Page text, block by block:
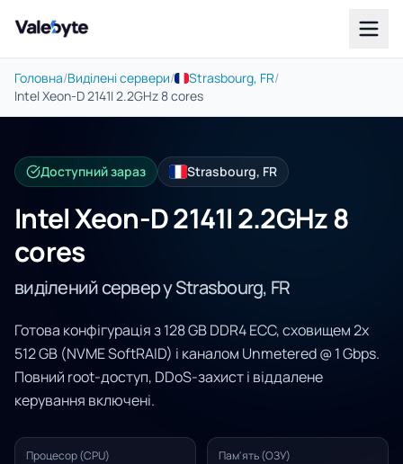
Valebyte
Головна/Виділені сервери/ Strasbourg, FR/
Intel Xeon-D 2141I 2.2GHz 8 cores
Доступний зараз Strasbourg, FR
Intel Xeon-D 2141I 2.2GHz 8
cores
виділений сервер у Strasbourg, FR
Готова конфігурація з 128 GB DDR4 ECC, сховищем 2x
512 GB (NVME SoftRAID) і каналом Unmetered @ 1 Gbps.
Повний root-доступ, DDoS-захист і віддалене
керування включені.
Процесор (CPU) Пам'ять (ОЗУ)